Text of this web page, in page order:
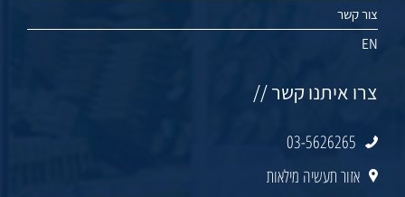
צור קשר
EN
צרו איתנו קשר //
03-5626265
אזור תעשיה מילאות